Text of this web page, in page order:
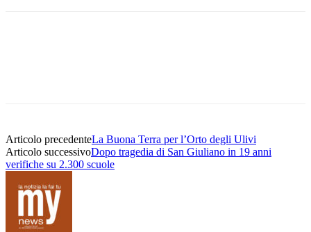
Articolo precedenteLa Buona Terra per l’Orto degli Ulivi
Articolo successivoDopo tragedia di San Giuliano in 19 anni
verifiche su 2.300 scuole